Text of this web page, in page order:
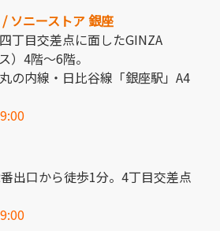
ソニーストア 銀座
丁目交差点に面したGINZA
）4階～6階。
の内線・日比谷線「銀座駅」A4
出口から徒歩1分。4丁目交差点